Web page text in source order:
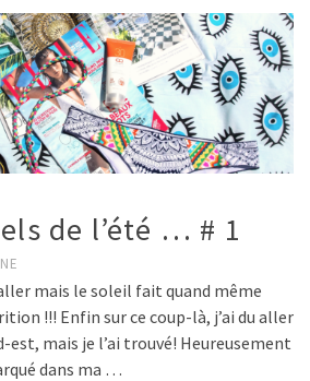
de l’été … # 1
mais le soleil fait quand même
!!! Enfin sur ce coup-là, j’ai du aller
est, mais je l’ai trouvé! Heureusement
dans ma …